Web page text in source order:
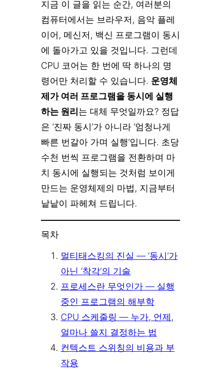
지금 이 글을 읽는 순간, 여러분의
컴퓨터에서는 브라우저, 음악 플레
이어, 메신저, 백신 프로그램이 동시
에 돌아가고 있을 것입니다. 그런데
CPU 코어는 한 번에 딱 하나의 명
령어만 처리할 수 있습니다. 운영체
제가 여러 프로그램을 동시에 실행
하는 원리는 대체 무엇일까요? 정답
은 ‘진짜 동시’가 아니라 ‘엄청나게
빠른 번갈아 가며 실행’입니다. 초당
수천 번씩 프로그램을 전환하며 마
치 동시에 실행되는 것처럼 보이게
만드는 운영체제의 마법, 지금부터
낱낱이 파헤쳐 드립니다.
목차
멀티태스킹의 진실 — ‘동시’가
아닌 ‘착각’의 기술
프로세스란 무엇인가 — 실행
중인 프로그램의 해부학
CPU 스케줄링 — 누가, 언제,
얼마나 쓸지 결정하는 법
컨텍스트 스위칭의 비용과 부
작용